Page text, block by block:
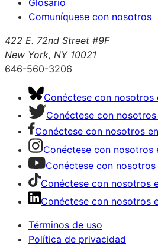
Glosario
Comuníquese con nosotros
422 E. 72nd Street #9F
New York, NY 10021
646-560-3206
Conéctese con nosotros
Conéctese con
Conéctese con nosotros
Conéctese con nosotros
Conéctese con
Conéctese con nosotros
Conéctese con nosotros
Términos de uso
Política de privacidad